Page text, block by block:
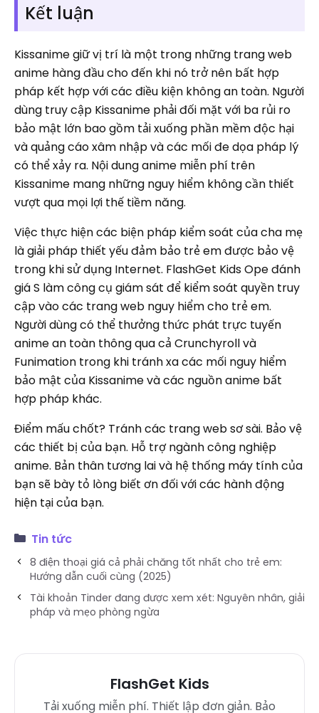
Kết luận
Kissanime giữ vị trí là một trong những trang web
anime hàng đầu cho đến khi nó trở nên bất hợp
pháp kết hợp với các điều kiện không an toàn. Người
dùng truy cập Kissanime phải đối mặt với ba rủi ro
bảo mật lớn bao gồm tải xuống phần mềm độc hại
và quảng cáo xâm nhập và các mối đe dọa pháp lý
có thể xảy ra. Nội dung anime miễn phí trên
Kissanime mang những nguy hiểm không cần thiết
vượt qua mọi lợi thế tiềm năng.
Việc thực hiện các biện pháp kiểm soát của cha mẹ
là giải pháp thiết yếu đảm bảo trẻ em được bảo vệ
trong khi sử dụng Internet. FlashGet Kids Ope đánh
giá S làm công cụ giám sát để kiểm soát quyền truy
cập vào các trang web nguy hiểm cho trẻ em.
Người dùng có thể thưởng thức phát trực tuyến
anime an toàn thông qua cả Crunchyroll và
Funimation trong khi tránh xa các mối nguy hiểm
bảo mật của Kissanime và các nguồn anime bất
hợp pháp khác.
Điểm mấu chốt? Tránh các trang web sơ sài. Bảo vệ
các thiết bị của bạn. Hỗ trợ ngành công nghiệp
anime. Bản thân tương lai và hệ thống máy tính của
bạn sẽ bày tỏ lòng biết ơn đối với các hành động
hiện tại của bạn.
Tin tức
8 điện thoại giá cả phải chăng tốt nhất cho trẻ em:
Hướng dẫn cuối cùng (2025)
Tài khoản Tinder đang được xem xét: Nguyên nhân, giải
pháp và mẹo phòng ngừa
FlashGet Kids
Tải xuống miễn phí. Thiết lập đơn giản. Bảo